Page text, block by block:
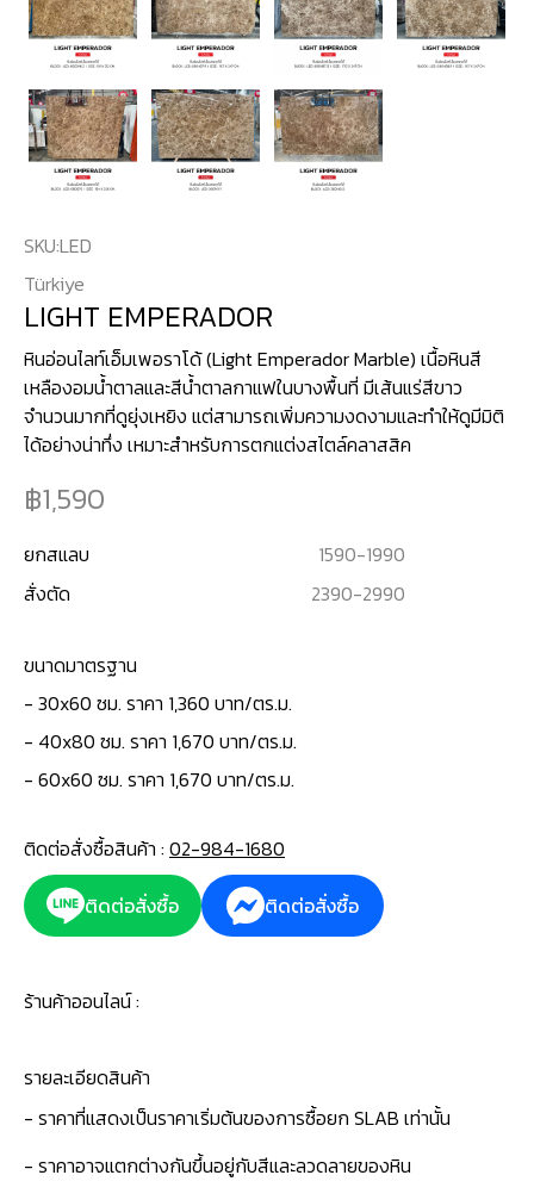
SKU:LED
Türkiye
LIGHT EMPERADOR
หินอ่อนไลท์เอ็มเพอราโด้ (Light Emperador Marble) เนื้อหินสี
เหลืองอมน้ำตาลและสีน้ำตาลกาแฟในบางพื้นที่ มีเส้นแร่สีขาว
จำนวนมากที่ดูยุ่งเหยิง แต่สามารถเพิ่มความงดงามและทำให้ดูมีมิติ
ได้อย่างน่าทึ่ง เหมาะสำหรับการตกแต่งสไตล์คลาสสิค
1,590
ยกสแลบ 1590-1990
สั่งตัด
2390-2990
ขนาดมาตรฐาน
- 30x60 ซม. ราคา 1,360 บาท/ตร.ม.
- 40x80 ซม. ราคา 1,670 บาท/ตร.ม.
- 60x60 ซม. ราคา 1,670 บาท/ตร.ม.
ติดต่อสั่งซื้อสินค้า : 02-984-1680
ติดต่อสั่งซื้อ
ติดต่อสั่งซื้อ
ร้านค้าออนไลน์ :
รายละเอียดสินค้า
- ราคาที่แสดงเป็นราคาเริ่มต้นของการซื้อยก SLAB เท่านั้น
- ราคาอาจแตกต่างกันขึ้นอยู่กับสีและลวดลายของหิน